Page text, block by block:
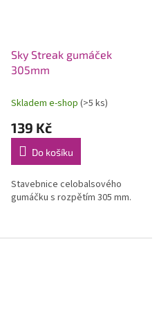
Sky Streak gumáček
305mm
Skladem e-shop (>5 ks)
139 Kč
Do košíku
Stavebnice celobalsového
gumáčku s rozpětím 305 mm.